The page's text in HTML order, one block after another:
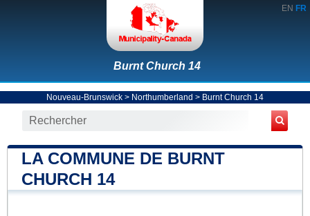
EN FR
Burnt Church 14
Nouveau-Brunswick > Northumberland > Burnt Church 14
LA COMMUNE DE BURNT
CHURCH 14